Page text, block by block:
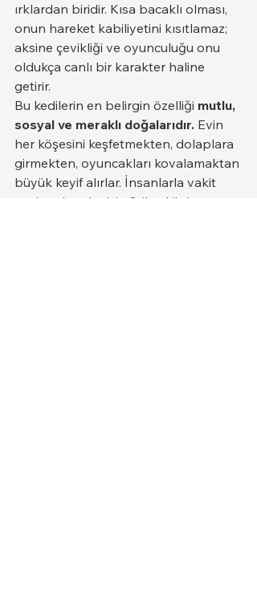
ırklardan biridir. Kısa bacaklı olması,
onun hareket kabiliyetini kısıtlamaz;
aksine çevikliği ve oyunculuğu onu
oldukça canlı bir karakter haline
getirir.
Bu kedilerin en belirgin özelliği mutlu,
sosyal ve meraklı doğalarıdır. Evin
her köşesini keşfetmekten, dolaplara
girmekten, oyuncakları kovalamaktan
büyük keyif alırlar. İnsanlarla vakit
geçirmek onlar için fiziksel ihtiyaç